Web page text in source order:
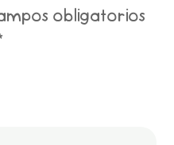
obligatorios